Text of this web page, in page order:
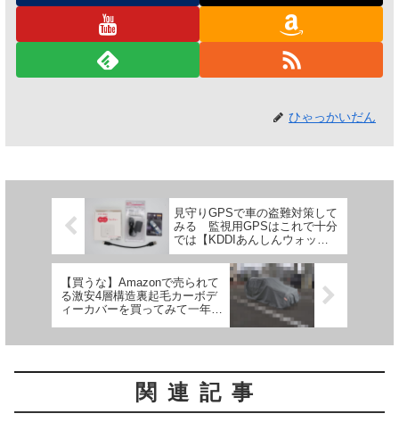
ひゃっかいだん
見守りGPSで車の盗難対策して
みる 監視用GPSはこれで十分
では【KDDIあんしんウォッチ
ャー】
【買うな】Amazonで売られて
る激安4層構造裏起毛カーボデ
ィーカバーを買ってみて一年経
関連記事